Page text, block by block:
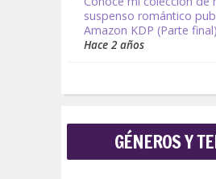
suspenso romántico
Amazon KDP (Parte final)
Hace 2 años
GÉNEROS Y